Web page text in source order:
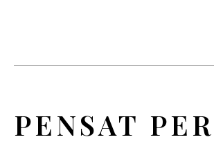
PENSAT